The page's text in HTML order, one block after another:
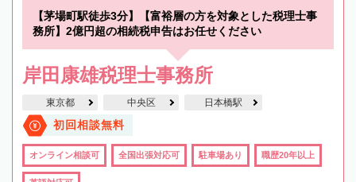
【茅場町駅徒歩3分】【富裕層の方を対象とした税理士事
務所】2億円超の相続税申告はお任せください
岸田康雄税理士事務所
東京都 中央区 日本橋駅
初回相談無料
オンライン相談可 全国出張対応可 駐車場あり 職歴20年以上